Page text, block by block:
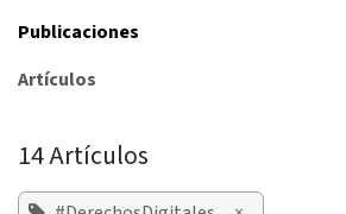
Publicaciones
Artículos
14 Artículos